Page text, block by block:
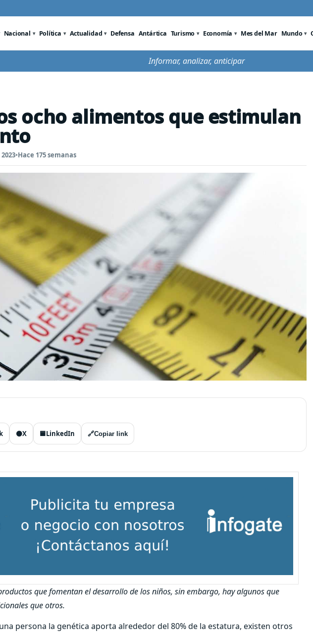
Nacional Política Actualidad Defensa Antártica Turismo Economía Mes del Mar Mundo
Informar, analizar, anticipar
ocho alimentos que estimulan
•Hace 175 semanas
⚫X 🟦LinkedIn 🔗Copiar link
que fomentan el desarrollo de los niños, sin embargo, hay algunos que
que otros.
persona la genética aporta alrededor del 80% de la estatura, existen otros